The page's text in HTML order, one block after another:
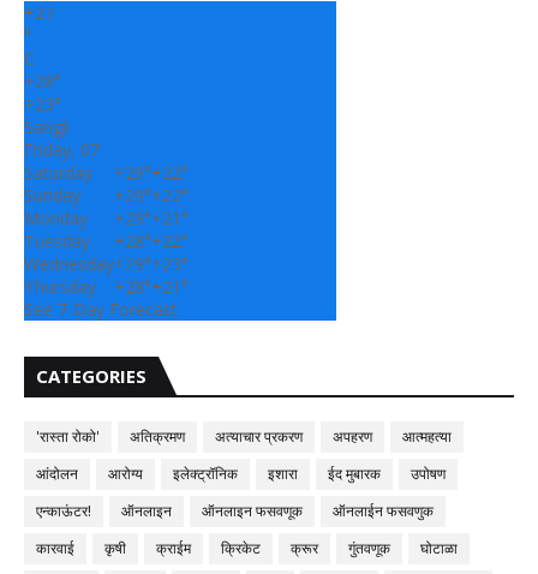
+27
°
C
+28°
+23°
Sangli
Friday, 07
Saturday
+29°+22°
Sunday
+29°+22°
Monday
+29°+21°
Tuesday
+28°+22°
Wednesday+29°+23°
Thursday
+28°+21°
See 7-Day Forecast
CATEGORIES
'रास्ता रोको' अतिक्रमण अत्याचार प्रकरण अपहरण
आत्महत्या
आंदोलन
आरोग्य इलेक्ट्रॉनिक इशारा ईद मुबारक
उपोषण
एन्काऊंटर!
ऑनलाइन ऑनलाइन फसवणूक
ऑनलाईन फसवणुक
कारवाई
कृषी क्राईम क्रिकेट क्रूर गुंतवणूक
घोटाळा